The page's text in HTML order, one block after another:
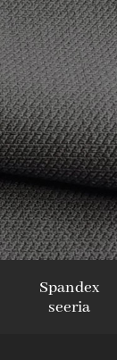
Spandex
seeria